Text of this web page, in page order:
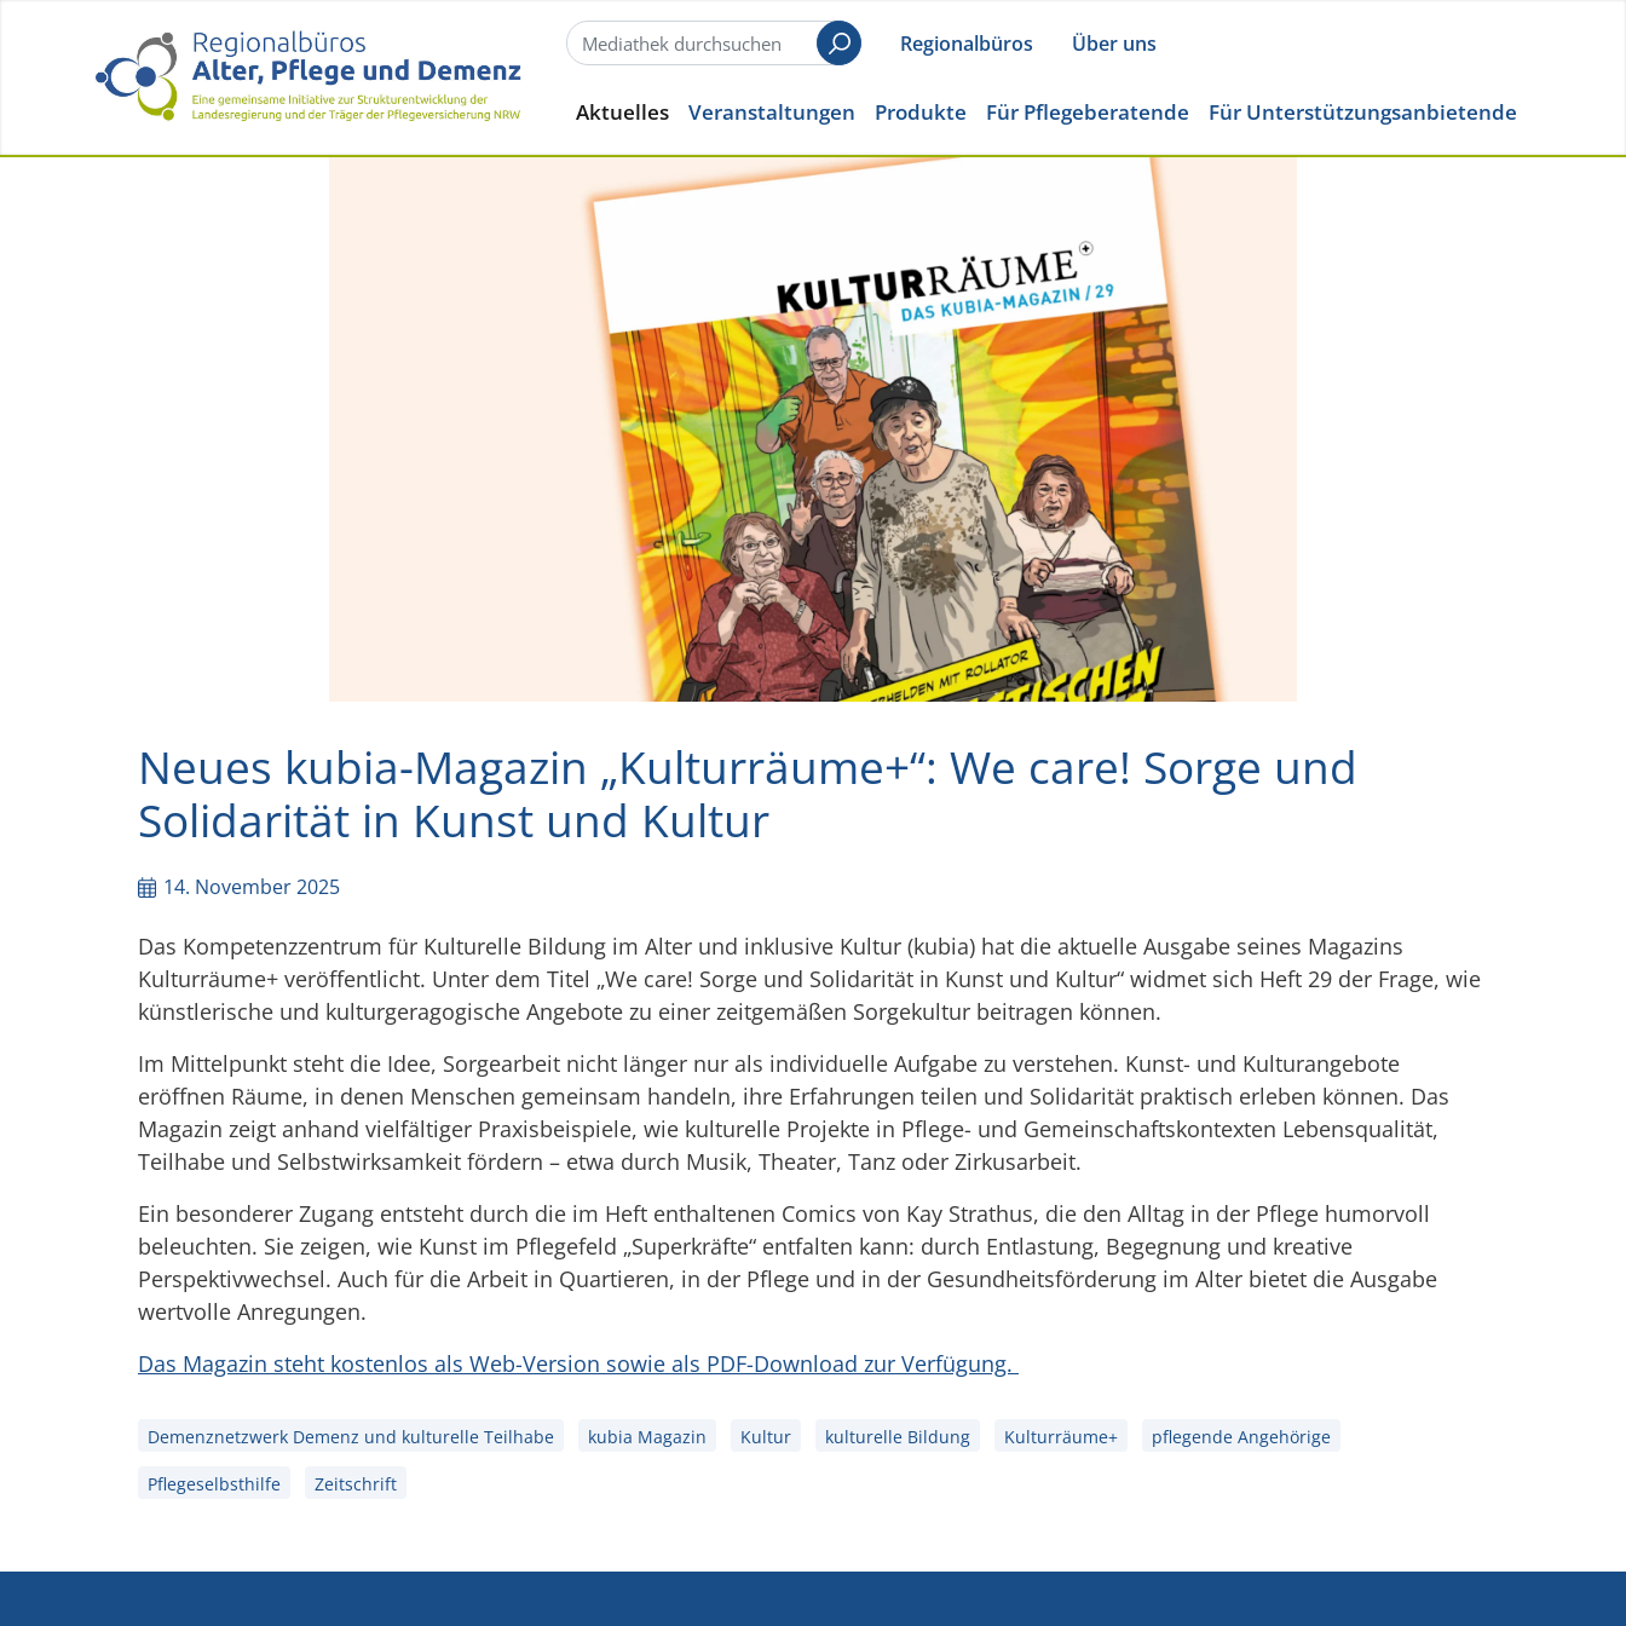
SuchenRegionalbüros Über uns
Aktuelles Veranstaltungen Produkte Für Pflegeberatende Für Unterstützungsanbietende
Neues kubia-Magazin „Kulturräume+“: We care! Sorge und
Solidarität in Kunst und Kultur
14. November 2025
Das Kompetenzzentrum für Kulturelle Bildung im Alter und inklusive Kultur (kubia) hat die aktuelle Ausgabe seines Magazins
Kulturräume+ veröffentlicht. Unter dem Titel „We care! Sorge und Solidarität in Kunst und Kultur“ widmet sich Heft 29 der Frage, wie
künstlerische und kulturgeragogische Angebote zu einer zeitgemäßen Sorgekultur beitragen können.
Im Mittelpunkt steht die Idee, Sorgearbeit nicht länger nur als individuelle Aufgabe zu verstehen. Kunst- und Kulturangebote
eröffnen Räume, in denen Menschen gemeinsam handeln, ihre Erfahrungen teilen und Solidarität praktisch erleben können. Das
Magazin zeigt anhand vielfältiger Praxisbeispiele, wie kulturelle Projekte in Pflege- und Gemeinschaftskontexten Lebensqualität,
Teilhabe und Selbstwirksamkeit fördern – etwa durch Musik, Theater, Tanz oder Zirkusarbeit.
Ein besonderer Zugang entsteht durch die im Heft enthaltenen Comics von Kay Strathus, die den Alltag in der Pflege humorvoll
beleuchten. Sie zeigen, wie Kunst im Pflegefeld „Superkräfte“ entfalten kann: durch Entlastung, Begegnung und kreative
Perspektivwechsel. Auch für die Arbeit in Quartieren, in der Pflege und in der Gesundheitsförderung im Alter bietet die Ausgabe
wertvolle Anregungen.
Das Magazin steht kostenlos als Web-Version sowie als PDF-Download zur Verfügung.
Demenznetzwerk Demenz und kulturelle Teilhabe kubia Magazin Kultur kulturelle Bildung Kulturräume+ pflegende Angehörige
Pflegeselbsthilfe Zeitschrift